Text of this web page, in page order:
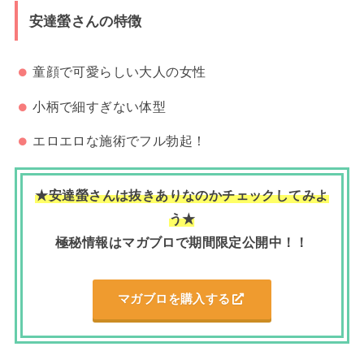
安達螢さんの特徴
童顔で可愛らしい大人の女性
小柄で細すぎない体型
エロエロな施術でフル勃起！
★安達螢さんは抜きありなのかチェックしてみよ
う★
極秘情報はマガブロで期間限定公開中！！
マガブロを購入する